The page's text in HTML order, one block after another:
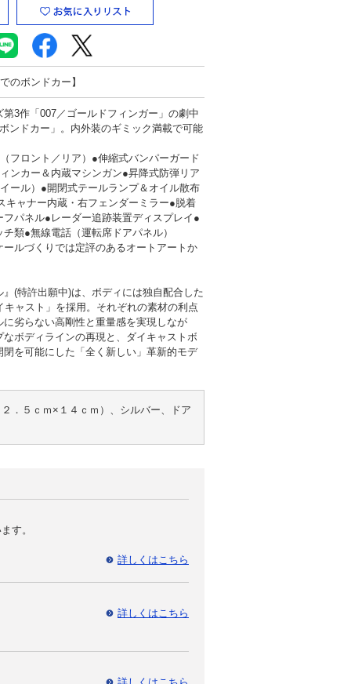
のボンドカー】
3作「007／ゴールドフィンガー」の劇中
ンドカー」。内外装のギミック満載で可能
フロント／リア）●伸縮式バンパーガード
ンカー＆内蔵マシンガン●昇降式防弾リア
ール）●開閉式テールランプ＆オイル散布
ャナー内蔵・右フェンダーミラー●脱着
パネル●レーダー追跡装置ディスプレイ●
類●無線電話（運転席ドアパネル）
ルづくりでは定評のあるオートアートか
(特許出願中)は、ボディには独自配合した
キャスト」を採用。それぞれの素材の利点
劣らない高剛性と重量感を実現しなが
ボディラインの再現と、ダイキャストボ
を可能にした「全く新しい」革新的モデ
．５ｃｍ×１４ｃｍ）、シルバー、ドア
す。
詳しくはこちら
詳しくはこちら